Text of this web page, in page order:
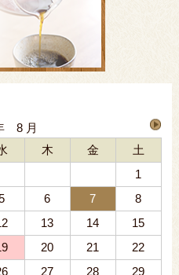
8 月
木 金
土
1
6 7
8
13 14
15
20 21
22
27 28
29